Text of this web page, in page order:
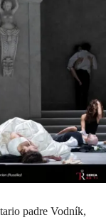
padre Vodník,